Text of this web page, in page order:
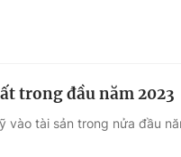
trong đầu năm 2023
vào tài sản trong nửa đầu